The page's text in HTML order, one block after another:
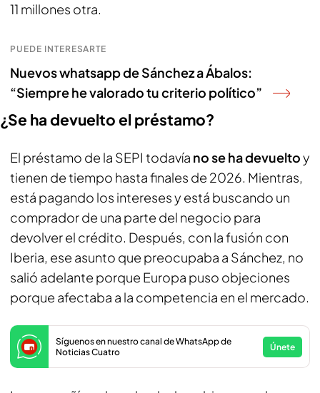
11 millones otra.
PUEDE INTERESARTE
Nuevos whatsapp de Sánchez a Ábalos:
“Siempre he valorado tu criterio político”
¿Se ha devuelto el préstamo?
El préstamo de la SEPI todavía no se ha devueltoy
tienen de tiempo hasta finales de 2026. Mientras,
está pagando los intereses y está buscando un
comprador de una parte del negocio para
devolver el crédito. Después, con la fusión con
Iberia, ese asunto que preocupaba a Sánchez, no
salió adelante porque Europa puso objeciones
porque afectaba a la competencia en el mercado.
Síguenos en nuestro canal de WhatsApp de
Noticias Cuatro
Únete